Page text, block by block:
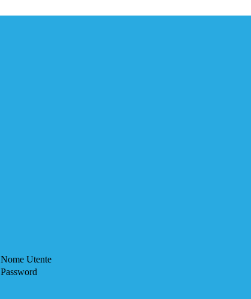
Nome Utente
Password